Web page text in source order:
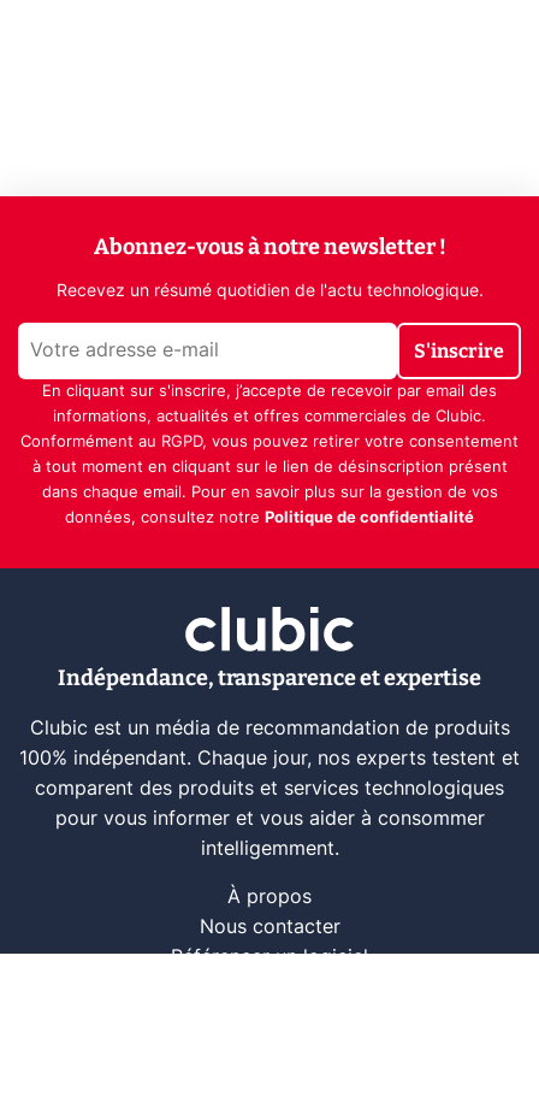
Abonnez-vous à notre newsletter !
Recevez un résumé quotidien de l'actu technologique.
S'inscrire
En cliquant sur s'inscrire, j’accepte de recevoir par email des
informations, actualités et offres commerciales de Clubic.
Conformément au RGPD, vous pouvez retirer votre consentement
à tout moment en cliquant sur le lien de désinscription présent
dans chaque email. Pour en savoir plus sur la gestion de vos
données, consultez notre Politique de confidentialité
Indépendance, transparence et expertise
Clubic est un média de recommandation de produits
100% indépendant. Chaque jour, nos experts testent et
comparent des produits et services technologiques
pour vous informer et vous aider à consommer
intelligemment.
À propos
Nous contacter
Référencer un logiciel